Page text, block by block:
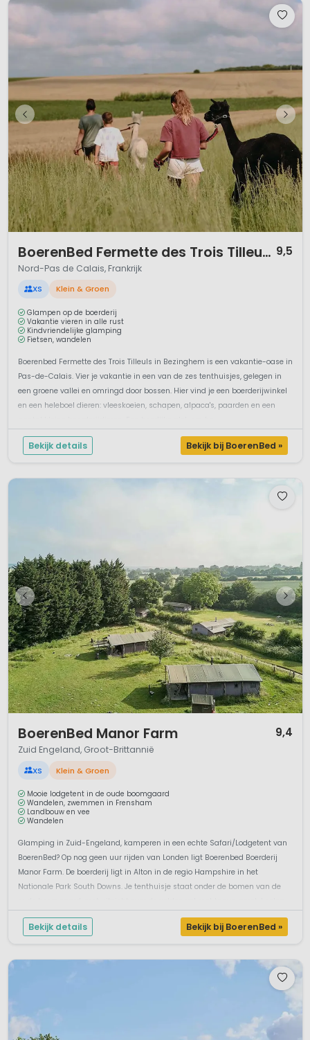
BoerenBed Fermette des Trois Tilleuls 9,5
Nord-Pas de Calais, Frankrijk
XS Klein & Groen
Glampen op de boerderij
Vakantie vieren in alle rust
Kindvriendelijke glamping
Fietsen, wandelen
Boerenbed Fermette des Trois Tilleuls in Bezinghem is een vakantie-oase in
Pas-de-Calais. Vier je vakantie in een van de zes tenthuisjes, gelegen in
een groene vallei en omringd door bossen. Hier vind je een boerderijwinkel
en een heleboel dieren: vleeskoeien, schapen, alpaca's, paarden en een
Bekijk details Bekijk bij BoerenBed »
BoerenBed Manor Farm 9,4
Zuid Engeland, Groot-Brittannië
XS Klein & Groen
Mooie lodgetent in de oude boomgaard
Wandelen, zwemmen in Frensham
Landbouw en vee
Wandelen
Glamping in Zuid-Engeland, kamperen in een echte Safari/Lodgetent van
BoerenBed? Op nog geen uur rijden van Londen ligt Boerenbed Boerderij
Manor Farm. De boerderij ligt in Alton in de regio Hampshire in het
Nationale Park South Downs. Je tenthuisje staat onder de bomen van de
Bekijk details Bekijk bij BoerenBed »